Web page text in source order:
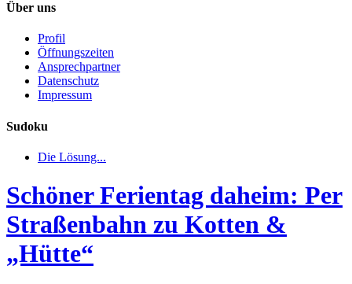
Über uns
Profil
Öffnungszeiten
Ansprechpartner
Datenschutz
Impressum
Sudoku
Die Lösung...
Schöner Ferientag daheim: Per
Straßenbahn zu Kotten &
„Hütte“